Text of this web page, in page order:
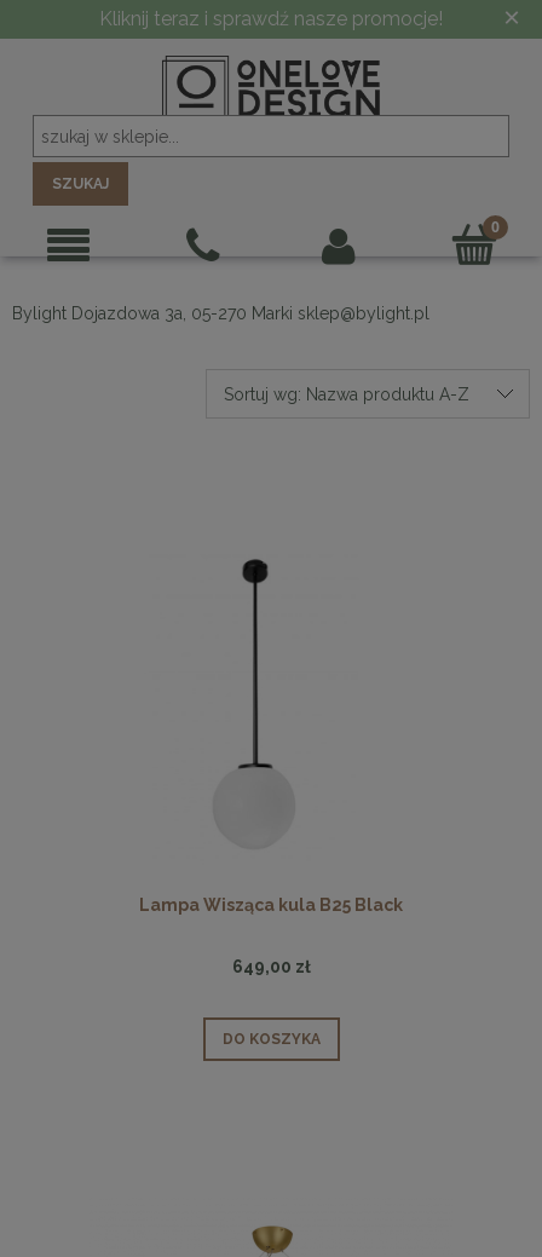
Kliknij teraz i sprawdź nasze promocje! ×
SZUKAJ
Bylight Dojazdowa 3a, 05-270 Marki sklep@bylight .pl
Sortuj wg: Nazwa produktu A-Z
Lampa Wisząca kula B25 Black
649,00 zł
DO KOSZYKA